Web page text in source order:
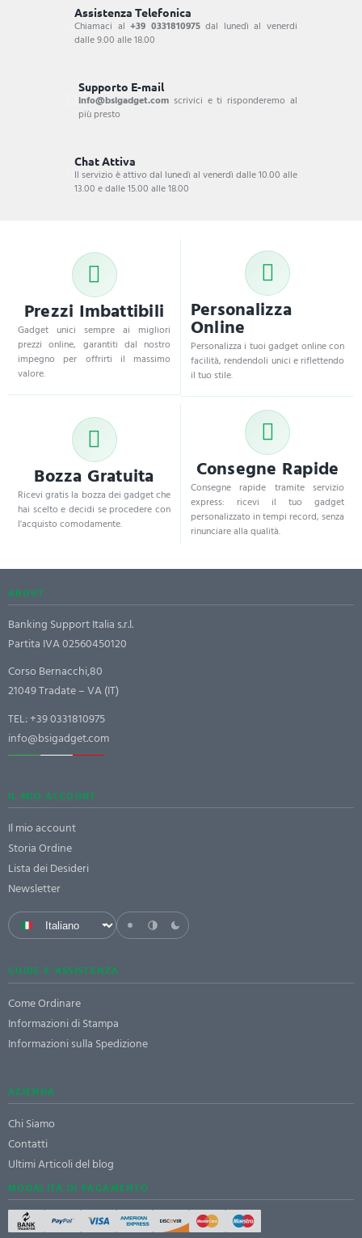
Assistenza Telefonica
Chiamaci al+39 0331810975dal lunedì al venerdi
dalle 9.00 alle 18.00
Supporto E-mail
info@bsigadget.com scrivici e ti risponderemo al
più presto
Chat Attiva
Il servizio è attivo dal lunedì al venerdì dalle 10.00 alle
13.00 e dalle 15.00 alle 18.00
Prezzi Imbattibili
Gadget unici sempre ai migliori
prezzi online, garantiti dal nostro
impegno per offrirti il massimo
valore.
Personalizza
Online
Personalizza i tuoi gadget online con
facilità, rendendoli unici e riflettendo
il tuo stile.
Bozza Gratuita
Ricevi gratis la bozza dei gadget che
hai scelto e decidi se procedere con
l'acquisto comodamente.
Consegne Rapide
Consegne rapide tramite servizio
express: ricevi il tuo gadget
personalizzato in tempi record, senza
rinunciare alla qualità.
ABOUT
Banking Support Italia s.r.l.
Partita IVA 02560450120
Corso Bernacchi,80
21049 Tradate – VA (IT)
TEL:+39 0331810975
info@bsigadget.com
IL MIO ACCOUNT
Il mio account
Storia Ordine
Lista dei Desideri
Newsletter
GUIDE E ASSISTENZA
Come Ordinare
Informazioni di Stampa
Informazioni sulla Spedizione
AZIENDA
Chi Siamo
Contatti
Ultimi Articoli del blog
MODALITÀ DI PAGAMENTO